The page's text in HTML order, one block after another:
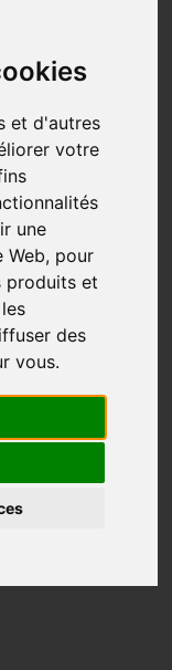
et d'autres
votre
une
Web, pour
produits et
des
vous.
carrière en
le cœur
réfléchir. Pour
même à travers